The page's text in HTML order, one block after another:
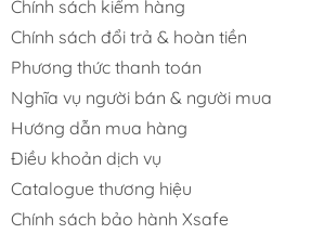
Chính sách kiểm hàng
Chính sách đổi trả & hoàn tiền
Phương thức thanh toán
Nghĩa vụ người bán & người mua
Hướng dẫn mua hàng
Điều khoản dịch vụ
Catalogue thương hiệu
Chính sách bảo hành Xsafe